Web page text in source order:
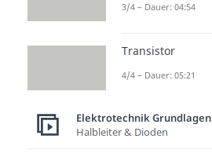
3/4 – Dauer: 04:54
Transistor
4/4 – Dauer: 05:21
Elektrotechnik Grundlagen
Halbleiter & Dioden